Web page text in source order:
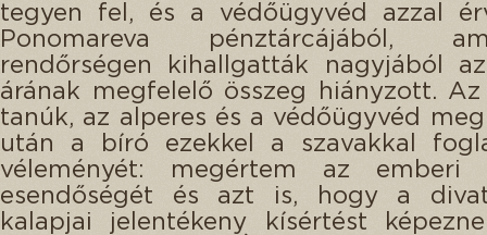
tegyen fel, és a védőügyvéd azzal
Ponomareva pénztárcájából,
rendőrségen kihallgatták nagyjából
árának megfelelő összeg hiányzott. Az
tanúk, az alperes és a védőügyvéd
után a bíró ezekkel a szavakkal
véleményét: megértem az emberi
esendőségét és azt is, hogy a
kalapjai jelentékeny kísértést